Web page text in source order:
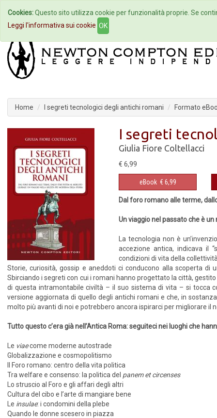
Home Autori Eventi
Home I segreti tecnologici degli antichi romani Formato
I segreti
Giulia Fiore Coltellacci
€ 6,99
eBook € 6,99
Dal foro romano alle terme,
Un viaggio nel passato che è
La tecnologia non è
accezione antica, indicava il
condizioni di vita della
Storie, curiosità, gossip e aneddoti ci conducono alla scoperta
Sbirciando i segreti con cui i romani hanno progettato la città,
di questa intramontabile civiltà – il suo sistema di vita – si tocca
versione aggiornata di quello degli antichi romani e che, in
molto più avanti di noi e potrebbero ancora ispirarci per migliorare il
Tutto questo c’era già nell’Antica Roma: seguiteci nei luoghi che
Le viaecome moderne autostrade
Globalizzazione e cosmopolitismo
Il Foro romano: centro della vita politica
Tra welfare e consenso: la politica del panem et circenses
Lo struscio al Foro e gli affari degli altri
Cultura del cibo e l’arte di mangiare bene
Le insulae: i condomini della plebe
Quando le donne scesero in piazza
Cookies:Questo sito utilizza cookie per funzionalità proprie. Se
Leggi l'informativa sui cookie OK